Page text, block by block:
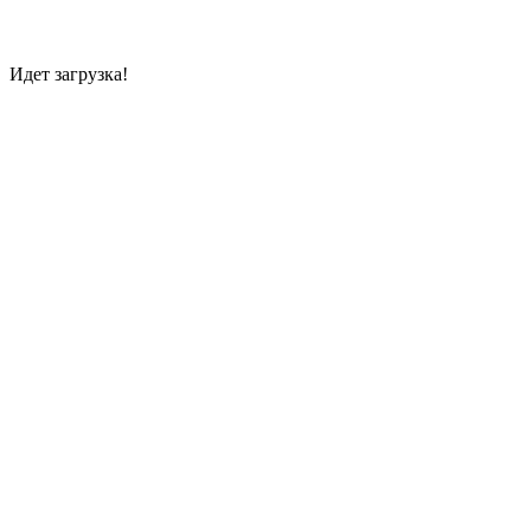
Идет загрузка!